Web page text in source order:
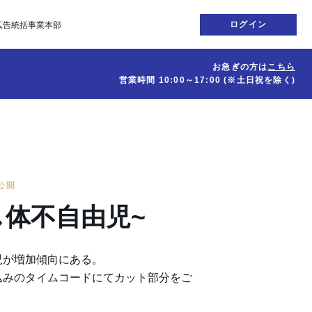
告統括事業本部 ログイン
お急ぎの方はこちら
営業時間 10:00～17:00(※土日祝を除く)
開
不自由児~
増加傾向にある。
のタイムコードにてカット部分をご